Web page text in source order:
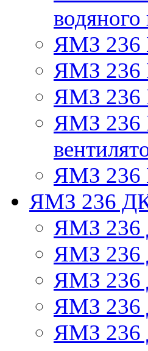
водяного
ЯМЗ 236
ЯМЗ 236
ЯМЗ 236
ЯМЗ 236
ЯМЗ 236
ЯМЗ 236
ЯМЗ 236
ЯМЗ 236
ЯМЗ 236
ЯМЗ 236
ЯМЗ 236